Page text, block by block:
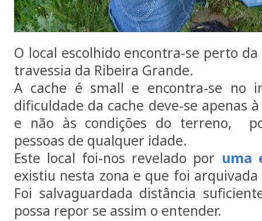
O local escolhido encontra-se perto da
travessia da Ribeira Grande.
A cache é small e encontra-se no
dificuldade da cache deve-se apenas
e não às condições do terreno,
pessoas de qualquer idade.
Este local foi-nos revelado por uma
existiu nesta zona e que foi
Foi salvaguardada distância
possa repor se assim o entender.